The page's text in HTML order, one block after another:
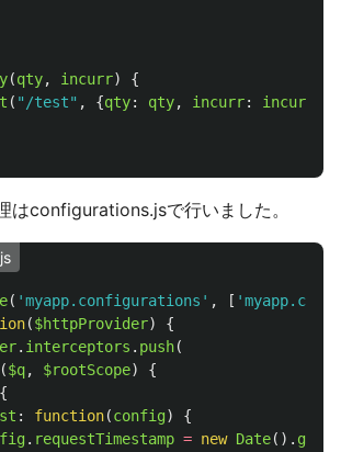
(qty, incurr)
{
( " /test" , {qty: qty, incurr: incurr
はconfigurations.jsで行いました。
( 'myapp.configurations ' , [ '
($httpProvider)
{
. interceptors . push(
($q, $rootScope)
{
{
: function(config)
{
. requestTimestamp = new Date().